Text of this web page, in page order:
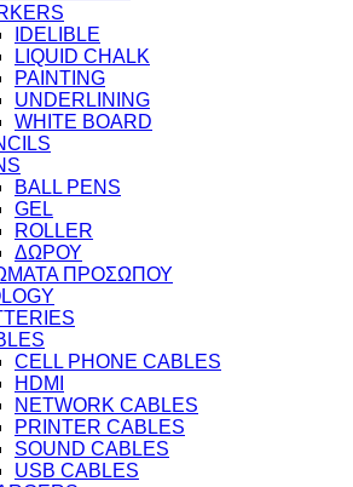
IDELIBLE
LIQUID CHALK
PAINTING
UNDERLINING
WHITE BOARD
BALL PENS
GEL
ROLLER
ΔΩΡΟΥ
ΠΡΟΣΩΠΟΥ
CELL PHONE CABLES
HDMI
NETWORK CABLES
PRINTER CABLES
SOUND CABLES
USB CABLES